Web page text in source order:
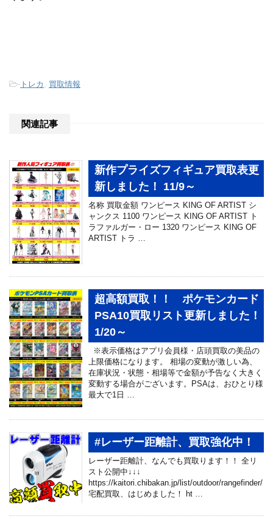
- トレカ 買取情報
関連記事
新作プライズフィギュア買取表更
新しました！ 11/9～
名称 買取金額 ワンピース KING OF ARTIST シ
ャンクス 1100 ワンピース KING OF ARTIST ト
ラファルガー・ロー 1320 ワンピース KING OF
ARTIST トラ …
超高額買取！！ ポケモンカード
PSA10買取リスト更新しました！
1/20～
※表示価格はアプリ会員様・店頭買取の美品の
上限価格になります。 相場の変動が激しい為、
在庫状況・状態・相場等で金額が予告なく大きく
変動する場合がございます。PSAは、おひとり様
最大で1日 …
#レーザー距離計、買取強化中！
レーザー距離計、なんでも買取ります！！ 全リ
スト公開中↓↓↓
https://kaitori.chibakan.jp/list/outdoor/rangefinder/
宅配買取、はじめました！ ht …